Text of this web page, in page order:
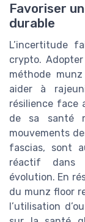
Favoriser
durable
L’incertitude
crypto.
méthode
aider à
résilience face
de sa santé
mouvements
fascias, sont
réactif dans
évolution. En
du munz floor
l’utilisation